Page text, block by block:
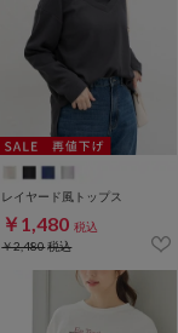
レイヤード風トップス
￥1,480 税込
￥2,480税込